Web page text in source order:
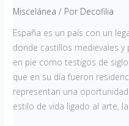
Miscelánea / Por Decofilia
España es un país con un
donde castillos medievales
en pie como testigos de
que en su día fueron
representan una
estilo de vida ligado al arte, la